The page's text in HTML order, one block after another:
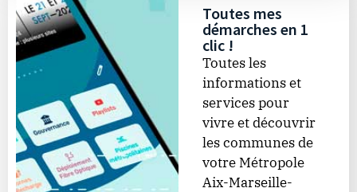
Toutes mes
démarches en 1
clic !
Toutes les
informations et
services pour
vivre et découvrir
les communes de
votre Métropole
Aix-Marseille-